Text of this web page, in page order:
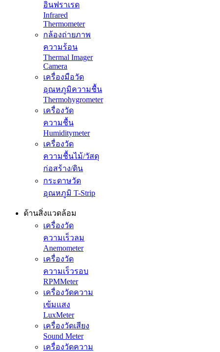
อินฟราเรด
Infrared
Thermometer
กล้องถ่ายภาพ
ความร้อน
Thermal Imager
Camera
เครื่องมือวัด
อุณหภูมิความชื้น
Thermohygrometer
เครื่องวัด
ความชื้น
Humiditymeter
เครื่องวัด
ความชื้นไม้/วัสดุ
ก่อสร้าง/ดิน
กระดาษวัด
อุณหภูมิ T-Strip
ด้านสิ่งแวดล้อม
เครื่องวัด
ความเร็วลม
Anemometer
เครื่องวัด
ความเร็วรอบ
RPMMeter
เครื่องวัดความ
เข้มแสง
LuxMeter
เครื่องวัดเสียง
Sound Meter
เครื่องวัดความ